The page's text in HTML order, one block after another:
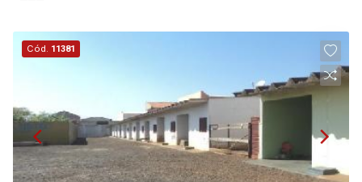
Cód. 11381